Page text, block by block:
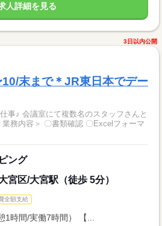
人詳細を見る
3日以内公開
10/末まで＊JR東日本でデー
事♪ 会議室にて複数名のスタッフさんと
ング
宮区/大宮駅（徒歩 5分）
全額支給
時間/実働7時間） 【...